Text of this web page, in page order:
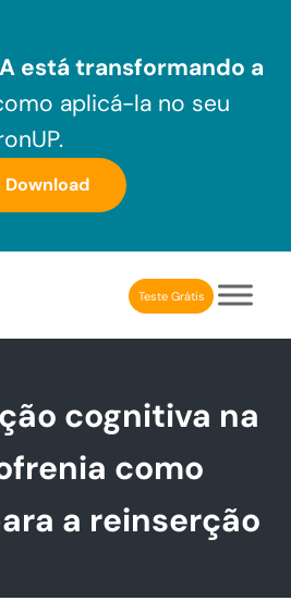
está transformando a
aplicá-la no seu
Download
cognitiva para profissionais
Teste Grátis
cognitiva na
como
a reinserção